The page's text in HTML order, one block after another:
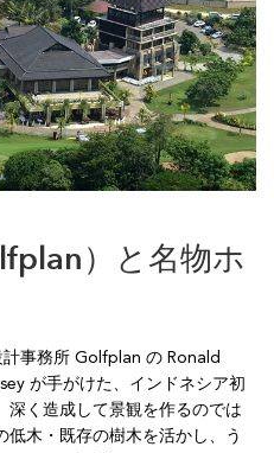
）と名物ホ
事務所 Golfplan の Ronald
が手がけた、インドネシア初
深く造成して景観を作るのでは
低木・既存の樹木を活かし、う